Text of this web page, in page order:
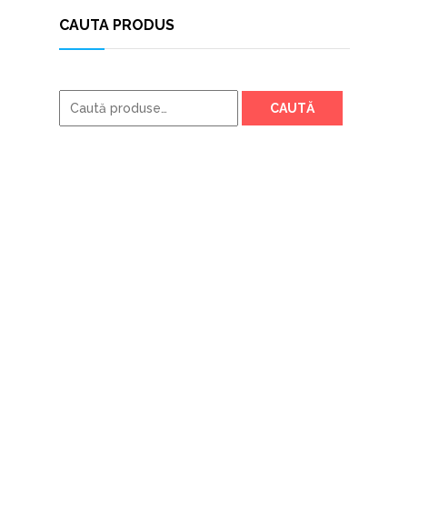
CAUTA PRODUS
Caută
după:
CAUTĂ